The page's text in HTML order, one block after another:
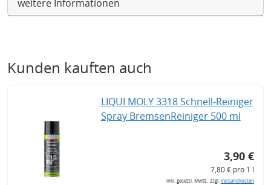
weitere Informationen
Kunden kauften auch
LIQUI MOLY 3318 Schnell-Reiniger
Spray BremsenReiniger 500 ml
3,90 €
7,80 € pro 1 l
inkl. gesetzl. MwSt., zzgl.Versandkosten